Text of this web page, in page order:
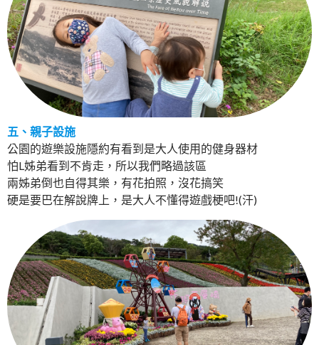
五、親子設施
公園的遊樂設施隱約有看到是大人使用的健身器材
怕L姊弟看到不肯走，所以我們略過該區
兩姊弟倒也自得其樂，有花拍照，沒花搞笑
硬是要巴在解說牌上，是大人不懂得遊戲梗吧!(汗)